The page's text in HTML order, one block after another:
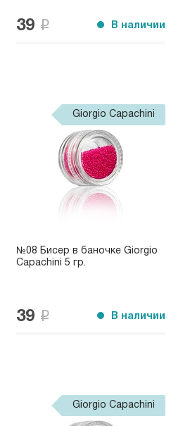
39 В наличии
Giorgio Capachini
№08 Бисер в баночке Giorgio
Capachini 5 гр.
39 В наличии
Giorgio Capachini